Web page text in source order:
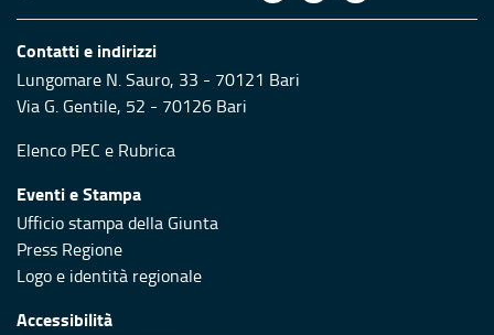
Contatti e indirizzi
Lungomare N. Sauro, 33 - 70121 Bari
Via G. Gentile, 52 - 70126 Bari
Elenco PEC e Rubrica
Eventi e Stampa
Ufficio stampa della Giunta
Press Regione
Logo e identità regionale
Accessibilità